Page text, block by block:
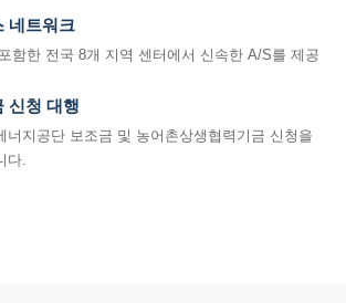
네트워크
함한 전국 8개 지역 센터에서 신속한 A/S를 제공
신청 대행
너지공단 보조금 및 농어촌상생협력기금 신청을
다.